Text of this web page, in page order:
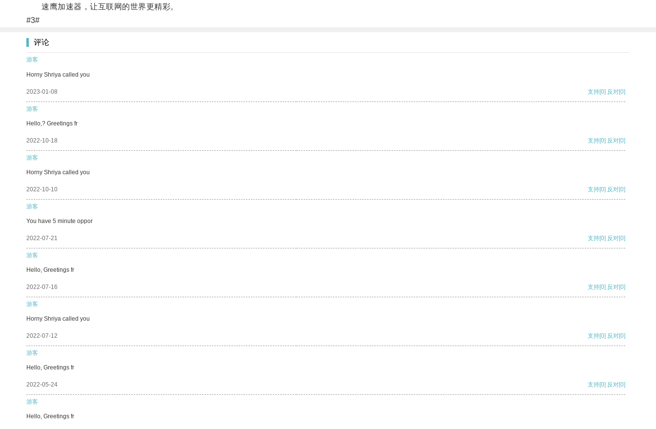
速鹰加速器，让互联网的世界更精彩。
#3#
评论
游客
Horny Shriya called you
2023-01-08 支持[0] 反对[0]
游客
Hello,? Greetings fr
2022-10-18 支持[0] 反对[0]
游客
Horny Shriya called you
2022-10-10 支持[0] 反对[0]
游客
You have 5 minute oppor
2022-07-21 支持[0] 反对[0]
游客
Hello, Greetings fr
2022-07-16 支持[0] 反对[0]
游客
Horny Shriya called you
2022-07-12 支持[0] 反对[0]
游客
Hello, Greetings fr
2022-05-24 支持[0] 反对[0]
游客
Hello, Greetings fr